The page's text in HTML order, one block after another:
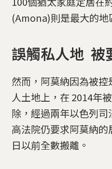
(Amona)則是最大的地
誤觸私人地 被
然而，阿莫納因為被
人土地上，在 2014年
除，經過兩年以色列
高法院仍要求阿莫納
日以前全數搬離。